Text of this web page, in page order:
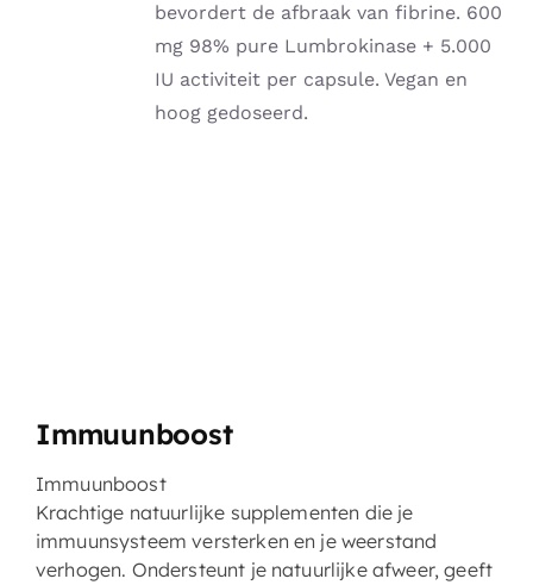
bevordert de afbraak van fibrine. 600
mg 98% pure Lumbrokinase + 5.000
IU activiteit per capsule. Vegan en
hoog gedoseerd.
Immuunboost
Immuunboost
Krachtige natuurlijke supplementen die je
immuunsysteem versterken en je weerstand
verhogen. Ondersteunt je natuurlijke afweer, geeft